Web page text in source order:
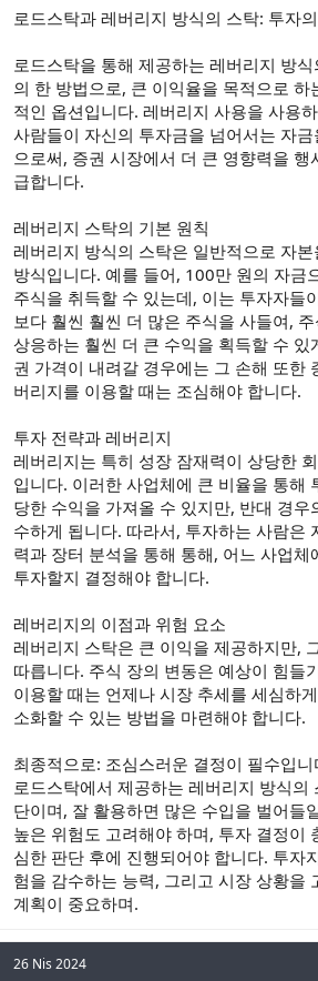
로드스탁과 레버리지 방식의 스탁: 투자
로드스탁을 통해 제공하는 레버리지 방
의 한 방법으로, 큰 이익율을 목적으로 하
적인 옵션입니다. 레버리지 사용을 사용
사람들이 자신의 투자금을 넘어서는 자
으로써, 증권 시장에서 더 큰 영향력을 행
급합니다.
레버리지 스탁의 기본 원칙
레버리지 방식의 스탁은 일반적으로 자
방식입니다. 예를 들어, 100만 원의 자금
주식을 취득할 수 있는데, 이는 투자자들
보다 훨씬 훨씬 더 많은 주식을 사들여,
상응하는 훨씬 더 큰 수익을 획득할 수 있
권 가격이 내려갈 경우에는 그 손해 또한
버리지를 이용할 때는 조심해야 합니다.
투자 전략과 레버리지
레버리지는 특히 성장 잠재력이 상당한
입니다. 이러한 사업체에 큰 비율을 통해
당한 수익을 가져올 수 있지만, 반대 경
수하게 됩니다. 따라서, 투자하는 사람은
력과 장터 분석을 통해 통해, 어느 사업체
투자할지 결정해야 합니다.
레버리지의 이점과 위험 요소
레버리지 스탁은 큰 이익을 제공하지만,
따릅니다. 주식 장의 변동은 예상이 힘들
이용할 때는 언제나 시장 추세를 세심하
소화할 수 있는 방법을 마련해야 합니다.
최종적으로: 조심스러운 결정이 필수입니
로드스탁에서 제공하는 레버리지 방식의
단이며, 잘 활용하면 많은 수입을 벌어들
높은 위험도 고려해야 하며, 투자 결정이
심한 판단 후에 진행되어야 합니다. 투자
험을 감수하는 능력, 그리고 시장 상황을
계획이 중요하며.
26 Nis 2024